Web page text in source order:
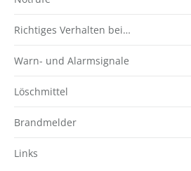
Richtiges Verhalten bei…
Warn- und Alarmsignale
Löschmittel
Brandmelder
Links